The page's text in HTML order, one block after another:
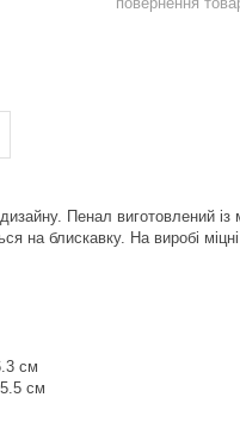
Пенал виготовлений
на блискавку. На виробі
см
см